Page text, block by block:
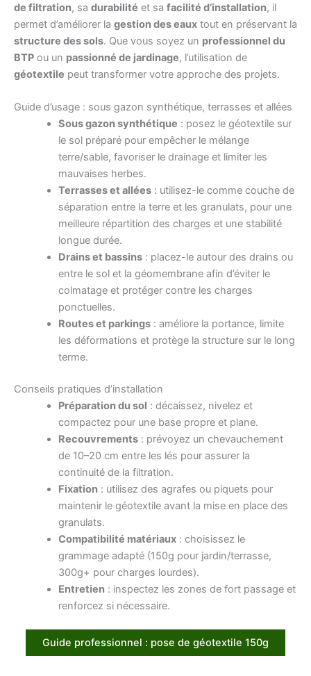
de filtration, sa durabilité et sa facilité d’installation, il
permet d’améliorer la gestion des eaux tout en préservant la
structure des sols. Que vous soyez un professionnel du
BTP ou un passionné de jardinage, l’utilisation de
géotextile peut transformer votre approche des projets.
Guide d’usage : sous gazon synthétique, terrasses et allées
Sous gazon synthétique : posez le géotextile sur
le sol préparé pour empêcher le mélange
terre/sable, favoriser le drainage et limiter les
mauvaises herbes.
Terrasses et allées: utilisez-le comme couche de
séparation entre la terre et les granulats, pour une
meilleure répartition des charges et une stabilité
longue durée.
Drains et bassins: placez-le autour des drains ou
entre le sol et la géomembrane afin d’éviter le
colmatage et protéger contre les charges
ponctuelles.
Routes et parkings: améliore la portance, limite
les déformations et protège la structure sur le long
terme.
Conseils pratiques d’installation
Préparation du sol : décaissez, nivelez et
compactez pour une base propre et plane.
Recouvrements: prévoyez un chevauchement
de 10–20 cm entre les lés pour assurer la
continuité de la filtration.
Fixation: utilisez des agrafes ou piquets pour
maintenir le géotextile avant la mise en place des
granulats.
Compatibilité matériaux: choisissez le
grammage adapté (150g pour jardin/terrasse,
300g+ pour charges lourdes).
Entretien: inspectez les zones de fort passage et
renforcez si nécessaire.
Guide professionnel : pose de géotextile 150g